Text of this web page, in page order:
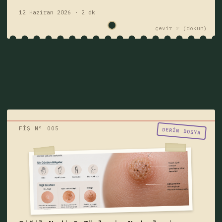
12 Haziran 2026 · 2 dk
çevir ☞
FİŞ Nº 005 DERIN DOSYA
"Birisi siğil mi dedi?"
Siğil nedir, neden çıkar, bulaşıcı mıdır?
Siğil türleri, belirtileri, HPV ilişkisi, ayak
tabanı siğili, genital siğil ve tedavi
yöntemlerini öğrenin.
hastalık
siğil
Fişi çek — yazıyı oku